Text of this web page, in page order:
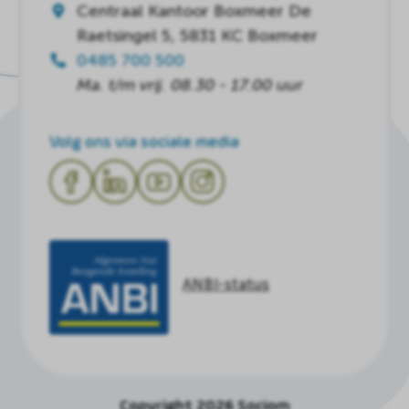
Centraal Kantoor Boxmeer De
Raetsingel 5, 5831 KC Boxmeer
0485 700 500
Ma. t/m vrij. 08.30 - 17.00 uur
Volg ons via sociale media
ANBI-status